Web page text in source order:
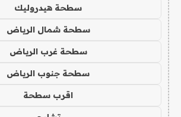
سطحة هيدروليك
سطحة شمال الرياض
سطحة غرب الرياض
سطحة جنوب الرياض
اقرب سطحة